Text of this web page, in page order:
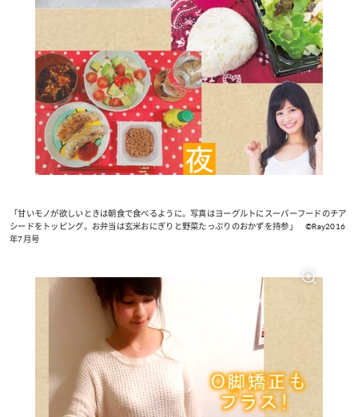
「甘いモノが欲しいときは朝食で食べるように。写真はヨーグルトにスーパーフードのチア
シードをトッピング。お弁当は玄米おにぎりと野菜たっぷりのおかずを持参」 ©Ray2016
年7月号